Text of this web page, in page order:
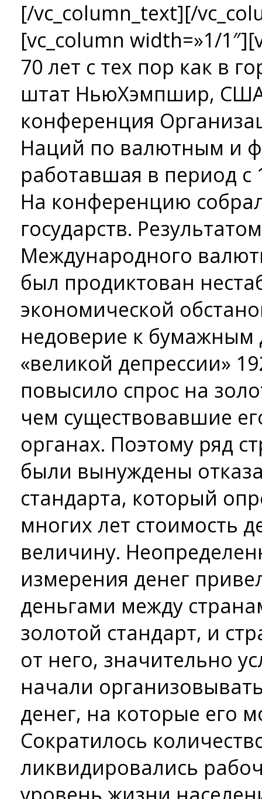
[/vc_column_text][/
[vc_column width=»1/
70 лет с тех пор как в
штат Нью­Хэмпшир,
конференция
Наций по валютным и
работавшая в период с
На конференцию
государств.
Международного
был продиктован
экономической
недоверие к бумажным
«великой депрессии»
повысило спрос на
чем существовавшие
органах. Поэтому ряд
были вынуждены
стандарта, который
многих лет стоимость
величину.
измерения денег
деньгами между
золотой стандарт, и
от него, значительно
начали
денег, на которые его
Сократилось
ликвидировались